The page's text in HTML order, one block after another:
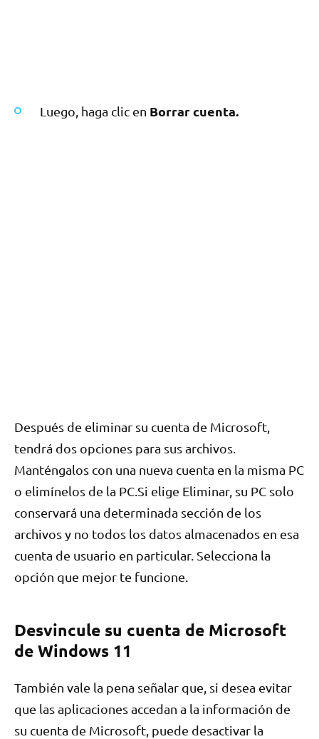
Luego, haga clic en Borrar cuenta.
Después de eliminar su cuenta de Microsoft,
tendrá dos opciones para sus archivos.
Manténgalos con una nueva cuenta en la misma PC
o elimínelos de la PC.Si elige Eliminar, su PC solo
conservará una determinada sección de los
archivos y no todos los datos almacenados en esa
cuenta de usuario en particular. Selecciona la
opción que mejor te funcione.
Desvincule su cuenta de Microsoft
de Windows 11
También vale la pena señalar que, si desea evitar
que las aplicaciones accedan a la información de
su cuenta de Microsoft, puede desactivar la